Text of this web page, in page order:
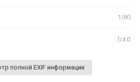
1/80
f/4.0
полной EXIF информации